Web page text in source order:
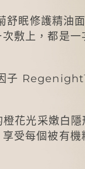
舒眠修護精油
敷上 ，都是
子 R
橙花光采嫩白隱
享受每個被有